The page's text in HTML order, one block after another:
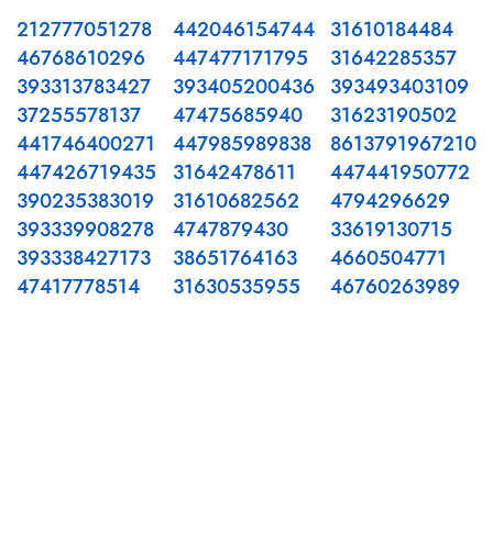
212777051278
46768610296
393313783427
37255578137
441746400271
447426719435
390235383019
393339908278
393338427173
47417778514
442046154744
447477171795
393405200436
47475685940
447985989838
31642478611
31610682562
4747879430
38651764163
31630535955
31610184484
31642285357
393493403109
31623190502
8613791967210
447441950772
4794296629
33619130715
4660504771
46760263989